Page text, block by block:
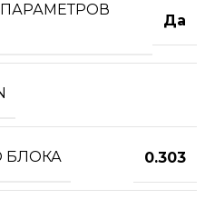
Да
БЛОКА 0.303